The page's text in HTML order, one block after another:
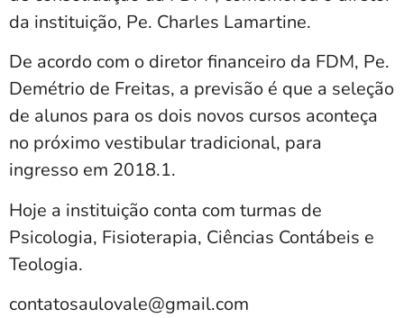
da instituição, Pe. Charles Lamartine.
De acordo com o diretor financeiro da FDM, Pe.
Demétrio de Freitas, a previsão é que a seleção
de alunos para os dois novos cursos aconteça
no próximo vestibular tradicional, para
ingresso em 2018.1.
Hoje a instituição conta com turmas de
Psicologia, Fisioterapia, Ciências Contábeis e
Teologia.
contatosaulovale@gmail.com